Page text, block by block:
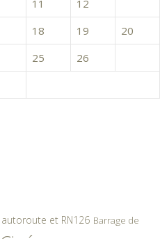
11 12
18 19
20
25 26
autoroute et RN126 Barrage de